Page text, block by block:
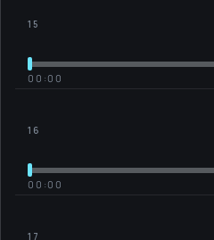
15
00:00
16
00:00
17